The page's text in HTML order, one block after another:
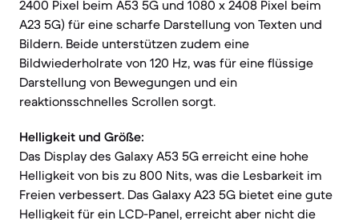
2400 Pixel beim A53 5G und 1080 x 2408 Pixel beim
A23 5G) für eine scharfe Darstellung von Texten und
Bildern. Beide unterstützen zudem eine
Bildwiederholrate von 120 Hz, was für eine flüssige
Darstellung von Bewegungen und ein
reaktionsschnelles Scrollen sorgt.
Helligkeit und Größe:
Das Display des Galaxy A53 5G erreicht eine hohe
Helligkeit von bis zu 800 Nits, was die Lesbarkeit im
Freien verbessert. Das Galaxy A23 5G bietet eine gute
Helligkeit für ein LCD-Panel, erreicht aber nicht die